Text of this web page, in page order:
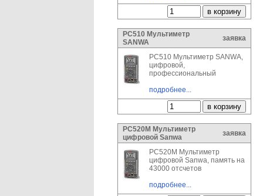
PC510 Мультиметр
SANWA
заявка
PC510 Мультиметр SANWA,
цифровой,
профессиональный
подробнее...
PC520M Мультиметр
цифровой Sanwa
заявка
PC520M Мультиметр
цифровой Sanwa, память на
43000 отсчетов
подробнее...